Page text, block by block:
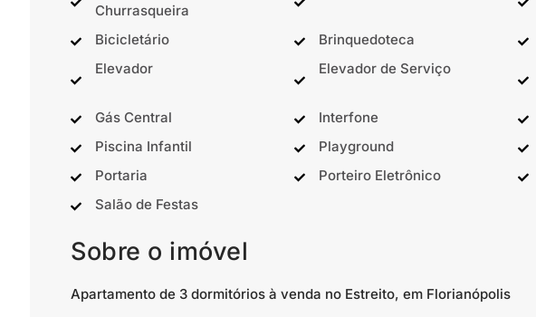
Churrasqueira
Bicicletário Brinquedoteca
Elevador
Elevador de Serviço
Gás Central
Interfone
Piscina Infantil
Playground
Portaria
Porteiro Eletrônico
Salão de Festas
Sobre o imóvel
Apartamento de 3 dormitórios à venda no Estreito, em Florianópolis